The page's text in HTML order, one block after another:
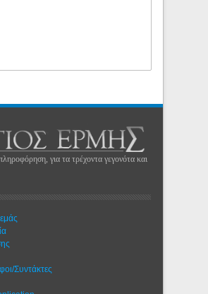
για τα τρέχοντα γεγονότα και
Συντάκτες